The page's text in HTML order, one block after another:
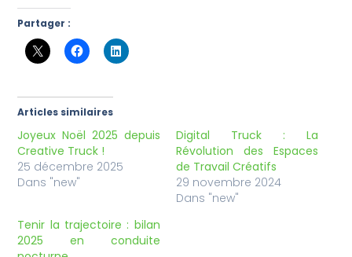
Partager :
Articles similaires
Joyeux Noël 2025 depuis
Creative Truck !
25 décembre 2025
Dans "new"
Digital Truck : La
Révolution des Espaces
de Travail Créatifs
29 novembre 2024
Dans "new"
Tenir la trajectoire : bilan
2025 en conduite